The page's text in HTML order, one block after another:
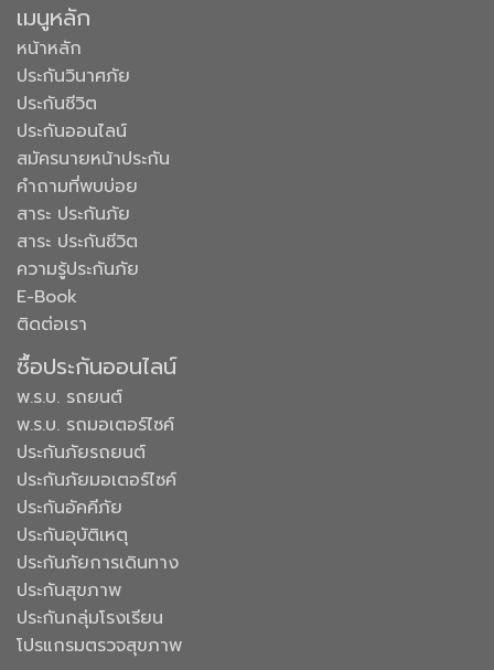
เมนูหลัก
หน้าหลัก
ประกันวินาศภัย
ประกันชีวิต
ประกันออนไลน์
สมัครนายหน้าประกัน
คำถามที่พบบ่อย
สาระ ประกันภัย
สาระ ประกันชีวิต
ความรู้ประกันภัย
E-Book
ติดต่อเรา
ซื้อประกันออนไลน์
พ.ร.บ. รถยนต์
พ.ร.บ. รถมอเตอร์ไซค์
ประกันภัยรถยนต์
ประกันภัยมอเตอร์ไซค์
ประกันอัคคีภัย
ประกันอุบัติเหตุ
ประกันภัยการเดินทาง
ประกันสุขภาพ
ประกันกลุ่มโรงเรียน
โปรแกรมตรวจสุขภาพ